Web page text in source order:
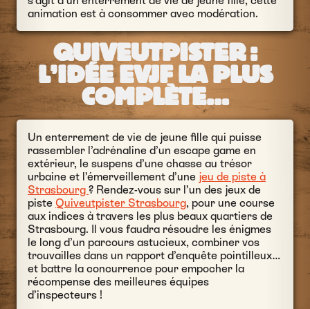
animation est à consommer avec modération.
QUIVEUTPISTER :
L’IDÉE EVJF LA PLUS
COMPLÈTE…
Un enterrement de vie de jeune fille qui puisse
rassembler l’adrénaline d’un escape game en
extérieur, le suspens d’une chasse au trésor
urbaine et l’émerveillement d’une jeu de piste à
Strasbourg ? Rendez-vous sur l’un des jeux de
piste Quiveutpister Strasbourg, pour une course
aux indices à travers les plus beaux quartiers de
Strasbourg. Il vous faudra résoudre les énigmes
le long d’un parcours astucieux, combiner vos
trouvailles dans un rapport d’enquête pointilleux…
et battre la concurrence pour empocher la
récompense des meilleures équipes
d’inspecteurs !